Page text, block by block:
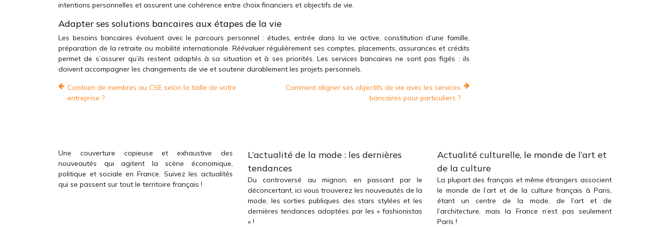
intentions personnelles et assurent une cohérence entre choix financiers et objectifs de vie.
Adapter ses solutions bancaires aux étapes de la vie
Les besoins bancaires évoluent avec le parcours personnel : études, entrée dans la vie active, constitution d’une famille,
préparation de la retraite ou mobilité internationale. Réévaluer régulièrement ses comptes, placements, assurances et crédits
permet de s’assurer qu’ils restent adaptés à sa situation et à ses priorités. Les services bancaires ne sont pas figés : ils
doivent accompagner les changements de vie et soutenir durablement les projets personnels.
Combien de membres au CSE selon la taille de votre
entreprise ?
Comment aligner ses objectifs de vie avec les services
bancaires pour particuliers ?
Une couverture copieuse et exhaustive des
nouveautés qui agitent la scène économique,
politique et sociale en France. Suivez les actualités
qui se passent sur tout le territoire français !
L’actualité de la mode : les dernières
tendances
Du controversé au mignon, en passant par le
déconcertant, ici vous trouverez les nouveautés de la
mode, les sorties publiques des stars stylées et les
dernières tendances adoptées par les « fashionistas
» !
Actualité culturelle, le monde de l’art et
de la culture
La plupart des français et même étrangers associent
le monde de l’art et de la culture français à Paris,
étant un centre de la mode, de l’art et de
l’architecture, mais la France n’est pas seulement
Paris !